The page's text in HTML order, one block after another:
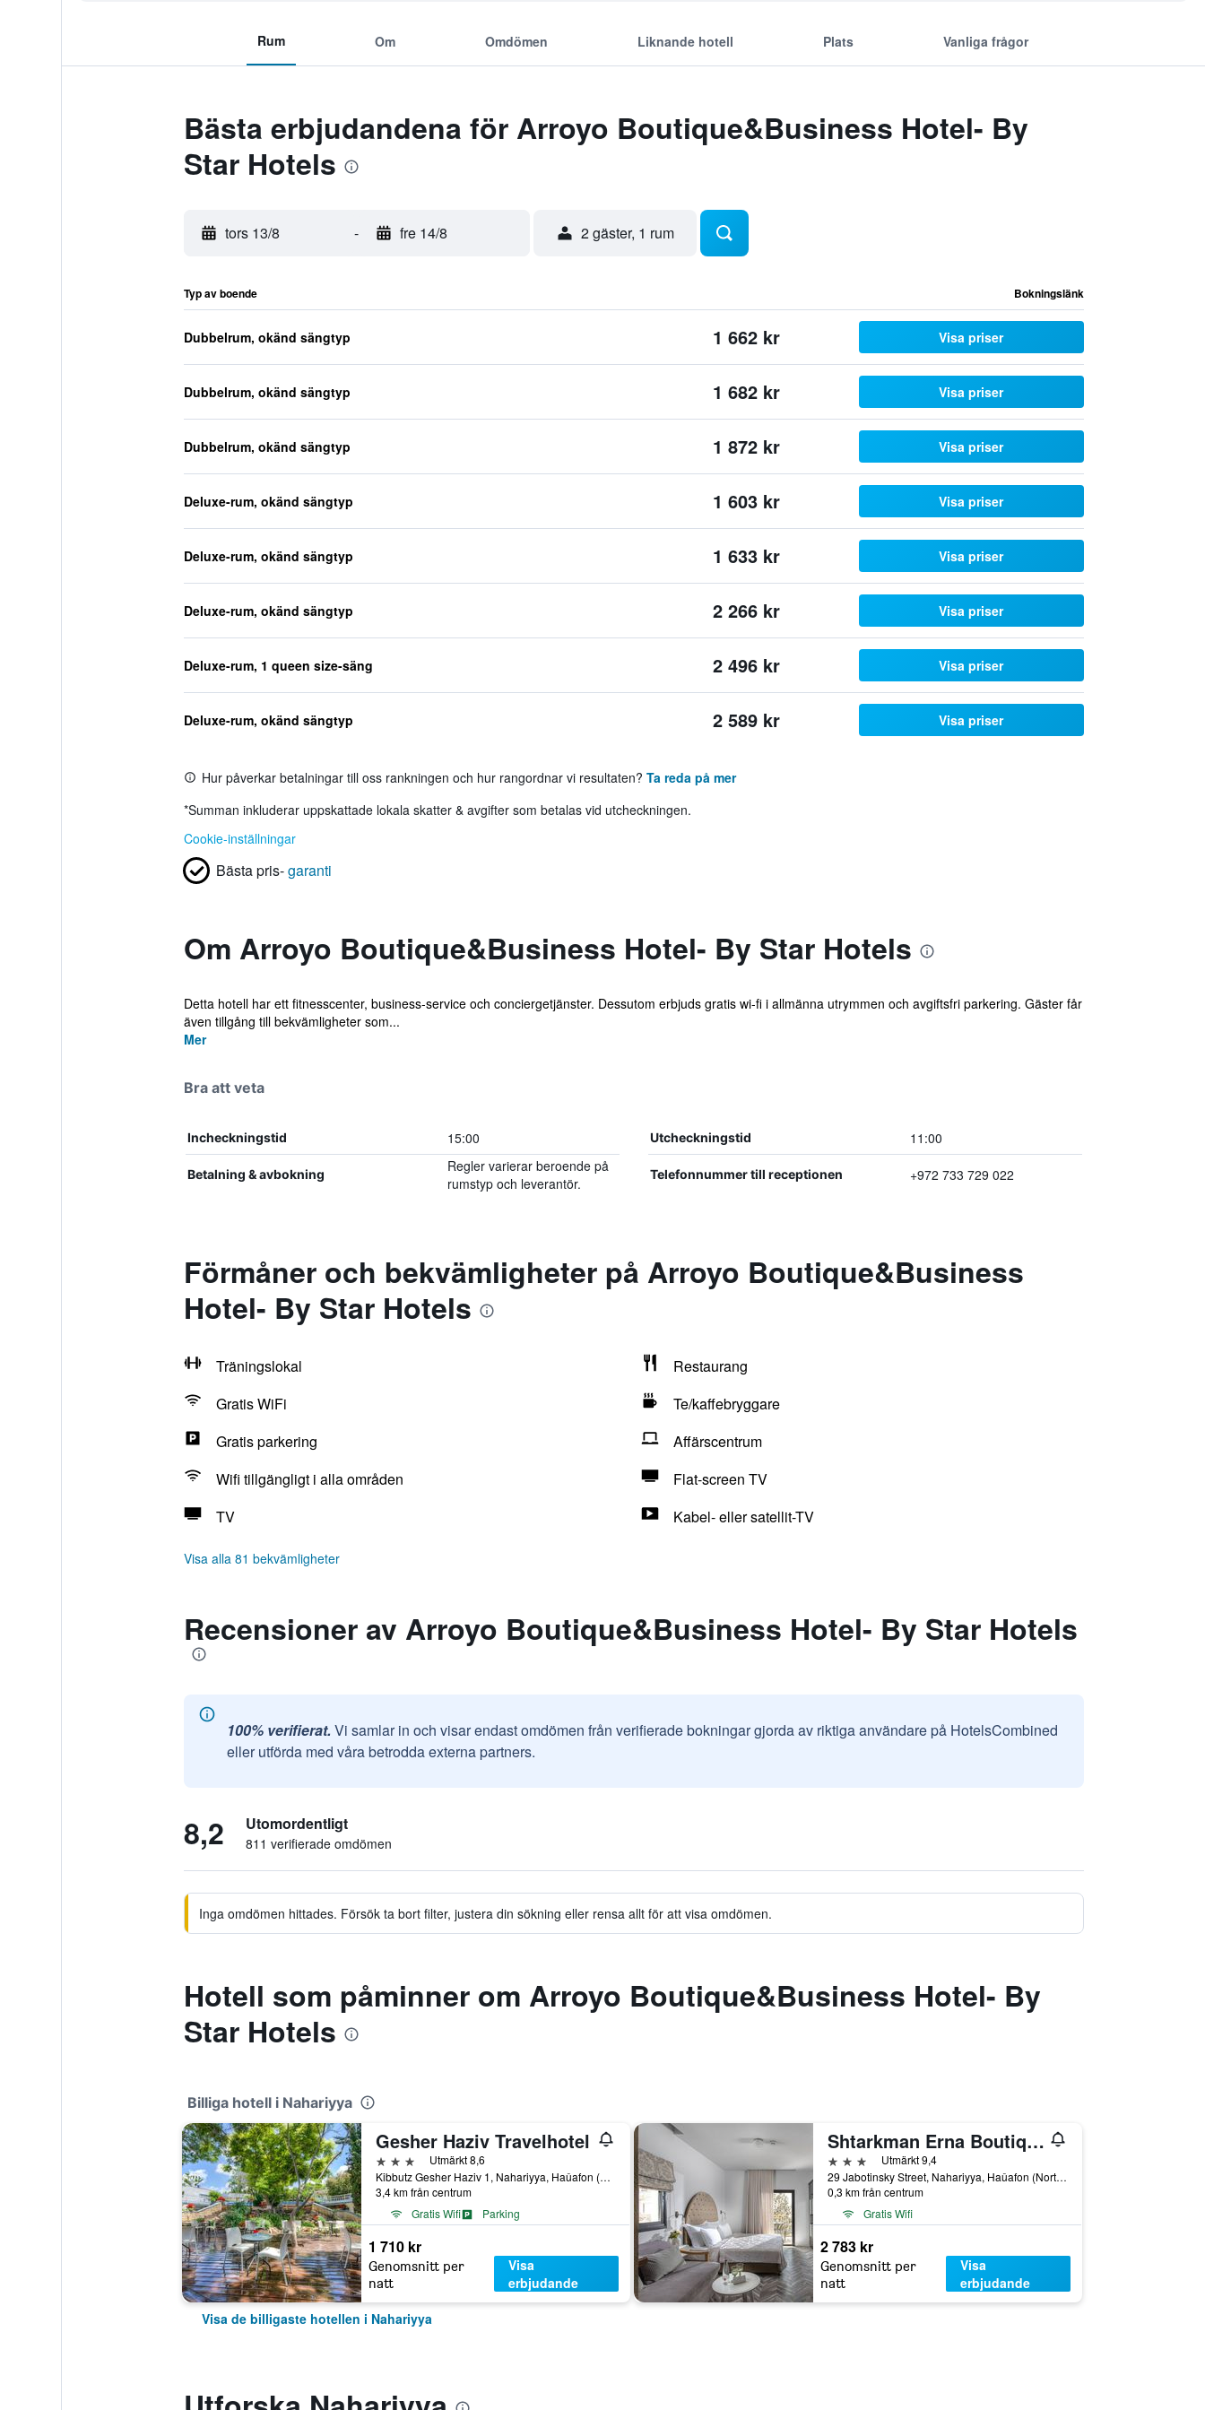
Rum Om Omdömen Liknande hotell Plats Vanliga frågor
Bästa erbjudandena för Arroyo Boutique&Business Hotel- By
Star Hotels
tors 13/8 - fre 14/8 2 gäster, 1 rum
Typ av boende Bokningslänk
Dubbelrum, okänd sängtyp 1 662 kr Visa priser
Dubbelrum, okänd sängtyp 1 682 kr Visa priser
Dubbelrum, okänd sängtyp 1 872 kr Visa priser
Deluxe-rum, okänd sängtyp 1 603 kr Visa priser
Deluxe-rum, okänd sängtyp 1 633 kr Visa priser
Deluxe-rum, okänd sängtyp 2 266 kr Visa priser
Deluxe-rum, 1 queen size-säng 2 496 kr Visa priser
Deluxe-rum, okänd sängtyp 2 589 kr Visa priser
Hur påverkar betalningar till oss rankningen och hur rangordnar vi resultaten? Ta reda på mer
*Summan inkluderar uppskattade lokala skatter & avgifter som betalas vid utcheckningen.
Cookie-inställningar
Bästa pris-garanti
Om Arroyo Boutique&Business Hotel- By Star Hotels
Detta hotell har ett fitnesscenter, business-service och conciergetjänster. Dessutom erbjuds gratis wi-fi i allmänna utrymmen och avgiftsfri parkering. Gäster får
även tillgång till bekvämligheter som...
Mer
Bra att veta
Incheckningstid 15:00 Utcheckningstid 11:00
Betalning & avbokning
Regler varierar beroende på
rumstyp och leverantör.
Telefonnummer till receptionen +972 733 729 022
Förmåner och bekvämligheter på Arroyo Boutique&Business
Hotel- By Star Hotels
Träningslokal
Restaurang
Gratis WiFi
Te/kaffebryggare
Gratis parkering
Affärscentrum
Wifi tillgängligt i alla områden
Flat-screen TV
TV
Kabel- eller satellit-TV
Visa alla 81 bekvämligheter
Recensioner av Arroyo Boutique&Business Hotel- By Star Hotels
100% verifierat. Vi samlar in och visar endast omdömen från verifierade bokningar gjorda av riktiga användare på HotelsCombined
eller utförda med våra betrodda externa partners.
8,2 Utomordentligt
811 verifierade omdömen
Inga omdömen hittades. Försök ta bort filter, justera din sökning eller rensa allt för att visa omdömen.
Hotell som påminner om Arroyo Boutique&Business Hotel- By
Star Hotels
Billiga hotell i Nahariyya
Gesher Haziv Travelhotel
3 stjärnorUtmärkt 8,6
Kibbutz Gesher Haziv 1, Nahariyya, Haûafon (Northern), Israel
3,4 km från centrum
Gratis Wifi
Parking
1 710 kr
Genomsnitt per
natt
Visa
erbjudande
Shtarkman Erna Boutique Hotel Nahariya
3 stjärnorUtmärkt 9,4
29 Jabotinsky Street, Nahariyya, Haûafon (Northern), Israel
0,3 km från centrum
Gratis Wifi
2 783 kr
Genomsnitt per
natt
Visa
erbjudande
Visa de billigaste hotellen i Nahariyya